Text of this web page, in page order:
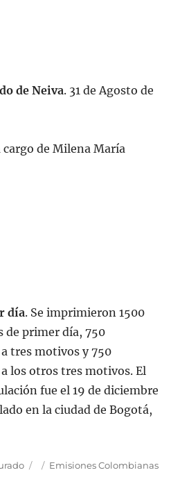
de Neiva. 31 de Agosto de
cargo de Milena María
día. Se imprimieron 1500
de primer día, 750
tres motivos y 750
los otros tres motivos. El
fue el 19 de diciembre
en la ciudad de Bogotá,
Publicado
Categorías
Emisiones Colombianas